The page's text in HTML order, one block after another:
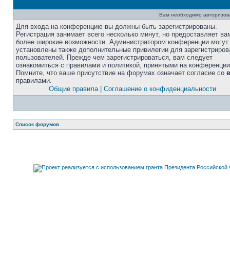
Вам необходимо
Для входа на конференцию вы должны быть зарегистрированы.
Регистрация занимает всего несколько минут, но предоставляет
более широкие возможности. Администратором конференции
установлены также дополнительные привилегии для
пользователей. Прежде чем зарегистрироваться, вам следует
ознакомиться с правилами и политикой, принятыми на
Помните, что ваше присутствие на форумах означает согласие со
правилами.
Общие правила| Соглашение о конфиденциальности
Список форумов